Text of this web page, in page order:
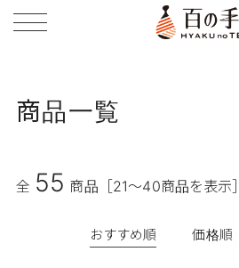
商品一覧
全 55 商品 ［21～40商品を表示］
おすすめ順 価格順